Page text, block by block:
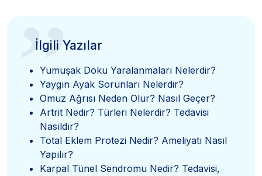
”
İlgili Yazılar
Yumuşak Doku Yaralanmaları Nelerdir?
Yaygın Ayak Sorunları Nelerdir?
Omuz Ağrısı Neden Olur? Nasıl Geçer?
Artrit Nedir? Türleri Nelerdir? Tedavisi
Nasıldır?
Total Eklem Protezi Nedir? Ameliyatı Nasıl
Yapılır?
Karpal Tünel Sendromu Nedir? Tedavisi,